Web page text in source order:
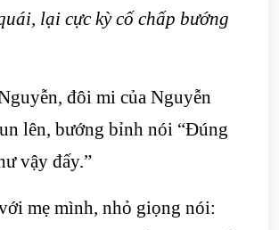
lại cực kỳ cố chấp bướng
đôi mi của Nguyễn
lên, bướng bỉnh nói “Đúng
vậy đấy.”
mẹ mình, nhỏ giọng nói: